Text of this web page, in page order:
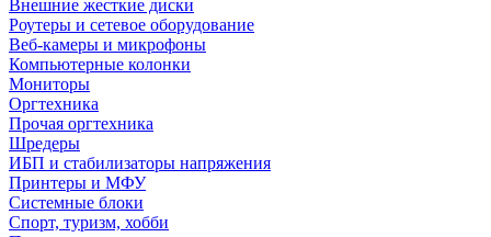
Внешние жесткие диски
Роутеры и сетевое оборудование
Веб-камеры и микрофоны
Компьютерные колонки
Мониторы
Оргтехника
Прочая оргтехника
Шредеры
ИБП и стабилизаторы напряжения
Принтеры и МФУ
Системные блоки
Спорт, туризм, хобби